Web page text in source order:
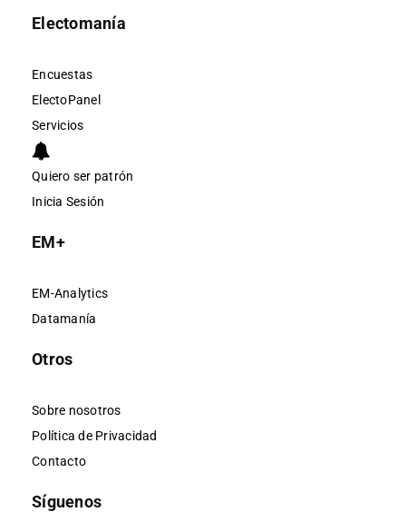
Electomanía
Encuestas
ElectoPanel
Servicios
Quiero ser patrón
Inicia Sesión
EM+
EM-Analytics
Datamanía
Otros
Sobre nosotros
Política de Privacidad
Contacto
Síguenos